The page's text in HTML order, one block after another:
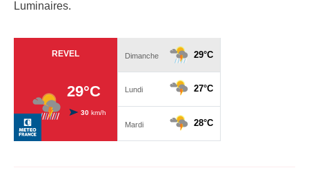
Luminaires.